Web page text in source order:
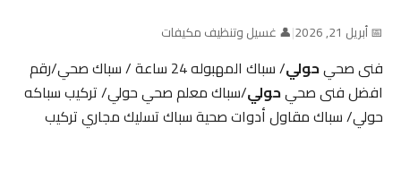
📅 أبريل 21, 2026 |👤 غسيل وتنظيف مكيفات
فنى صحيحولي
/ سباك المهبوله 24 ساعة / سباك صحي/رقم
افضل فنى صحيحولي/سباك معلم صحي حولي/ تركيب سباكه
حولي/ سباك مقاول أدوات صحية سباك تسليك مجاري تركيب